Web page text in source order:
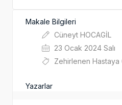
Makale Bilgileri
Cüneyt HOCAGİL
23 Ocak 2024 Salı
Zehirlenen Hastaya
Yazarlar